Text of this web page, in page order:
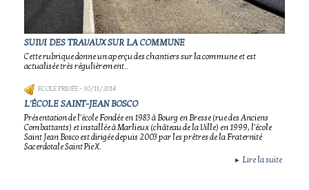
SUIVI DES TRAVAUX SUR LA COMMUNE
Cette rubrique donne un aperçu des chantiers sur la commune et est
actualisée très régulièrement..
ECOLE PRIVÉE- 30/11/2014
L'ÉCOLE SAINT-JEAN BOSCO
Présentation de l'école Fondée en 1983 à Bourg en Bresse (rue des Anciens
Combattants) et installée à Marlieux (château de la Ville) en 1999, l'école
Saint Jean Bosco est dirigée depuis 2003 par les prêtres de la Fraternité
Sacerdotale Saint Pie X.
► Lire la suite